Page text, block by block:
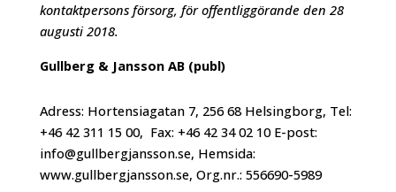
kontaktpersons försorg, för offentliggörande den 28
augusti 2018.
Gullberg & Jansson AB (publ)
Adress: Hortensiagatan 7, 256 68 Helsingborg, Tel:
+46 42 311 15 00, Fax: +46 42 34 02 10 E-post:
info@gullbergjansson.se, Hemsida:
www.gullbergjansson.se, Org.nr.: 556690-5989